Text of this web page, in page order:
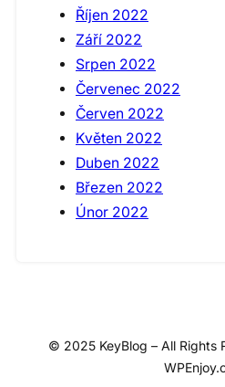
Říjen 2022
Září 2022
Srpen 2022
Červenec 2022
Červen 2022
Květen 2022
Duben 2022
Březen 2022
Únor 2022
© 2025 KeyBlog – All Rights